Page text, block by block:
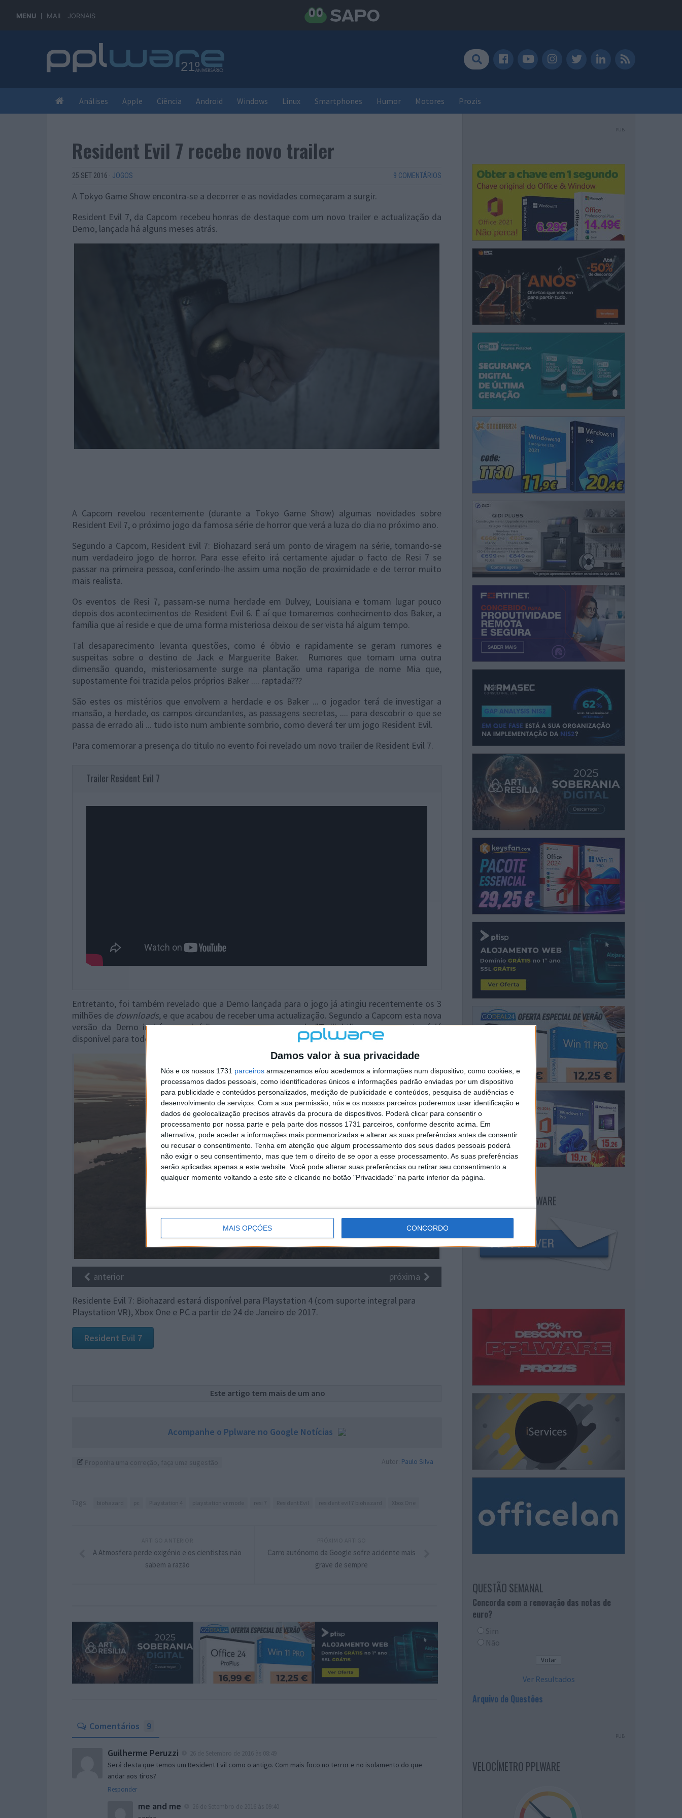
Damos valor à sua privacidade
Nós e os nossos 1731 parceiros armazenamos e/ou acedemos a informações num dispositivo, como cookies, e
processamos dados pessoais, como identificadores únicos e informações padrão enviadas por um dispositivo
para publicidade e conteúdos personalizados, medição de publicidade e conteúdos, pesquisa de audiências e
desenvolvimento de serviços. Com a sua permissão, nós e os nossos parceiros poderemos usar identificação e
dados de geolocalização precisos através da procura de dispositivos. Poderá clicar para consentir o
processamento por nossa parte e pela parte dos nossos 1731 parceiros, conforme descrito acima. Em
alternativa, pode aceder a informações mais pormenorizadas e alterar as suas preferências antes de consentir
ou recusar o consentimento. Tenha em atenção que algum processamento dos seus dados pessoais poderá
não exigir o seu consentimento, mas que tem o direito de se opor a esse processamento. As suas preferências
serão aplicadas apenas a este website. Você pode alterar suas preferências ou retirar seu consentimento a
qualquer momento voltando a este site e clicando no botão "Privacidade" na parte inferior da página.
MAIS OPÇÕES CONCORDO
MENU MAIL JORNAIS
Análises Apple Ciência Android Windows Linux Smartphones Humor Motores Prozis
Resident Evil 7 recebe novo trailer
25 SET 2016 · JOGOS 9 COMENTÁRIOS
A Tokyo Game Show encontra-se a decorrer e as novidades começaram a surgir.
Resident Evil 7, da Capcom recebeu honras de destaque com um novo trailer e actualização da
Demo, lançada há alguns meses atrás.
A Capcom revelou recentemente (durante a Tokyo Game Show) algumas novidades sobre
Resident Evil 7, o próximo jogo da famosa série de horror que verá a luza do dia no próximo ano.
Segundo a Capcom, Resident Evil 7: Biohazard será um ponto de viragem na série, tornando-se
num verdadeiro jogo de horror. Para esse efeito irá certamente ajudar o facto de Resi 7 se
passar na primeira pessoa, conferindo-lhe assim uma noção de proximidade e de terror muito
mais realista.
Os eventos de Resi 7, passam-se numa herdade em Dulvey, Louisiana e tomam lugar pouco
depois dos acontecimentos de Resident Evil 6. É aí que tomaremos conhecimento dos Baker, a
família que aí reside e que de uma forma misteriosa deixou de ser vista há algum tempo.
Tal desaparecimento levanta questões, como é óbvio e rapidamente se geram rumores e
suspeitas sobre o destino de Jack e Marguerite Baker. Rumores que tomam uma outra
dimensão quando, misteriosamente surge na plantação uma rapariga de nome Mia que,
supostamente foi trazida pelos próprios Baker .... raptada???
São estes os mistérios que envolvem a herdade e os Baker ... o jogador terá de investigar a
mansão, a herdade, os campos circundantes, as passagens secretas, .... para descobrir o que se
passa de errado ali ... tudo isto num ambiente sombrio, como deverá ter um jogo Resident Evil.
Para comemorar a presença do titulo no evento foi revelado um novo trailer de Resident Evil 7.
Trailer Resident Evil 7
Entretanto, foi também revelado que a Demo lançada para o jogo já atingiu recentemente os 3
milhões de downloads, e que acabou de receber uma actualização. Segundo a Capcom esta nova
versão da Demo incluí um episódio novo, com o nome de "Twilight" que se encontrará já
disponível para todos os utilizadores de Playstation 4.
anterior próxima
Residente Evil 7: Biohazard estará disponível para Playstation 4 (com suporte integral para
Playstation VR), Xbox One e PC a partir de 24 de Janeiro de 2017.
Resident Evil 7
Este artigo tem mais de um ano
Acompanhe o Pplware no Google Notícias
Autor: Paulo Silva
Tags:
Carro autónomo da Google sofre acidente mais
grave de sempre
A Atmosfera perde oxigénio e os cientistas não
sabem a razão
Comentários 9
Guilherme Peruzzi
Será desta que temos um Resident Evil como o antigo. Com mais foco no terror e no isolamento do que
andar aos tiros?
Responder
me and me
PUB
NEWSLETTER PPLWARE
QUESTÃO SEMANAL
Concorda com a renovação das notas de
euro?
Sim
Não
Ver Resultados
Arquivo de Questões
PUB
VELOCÍMETRO PPLWARE